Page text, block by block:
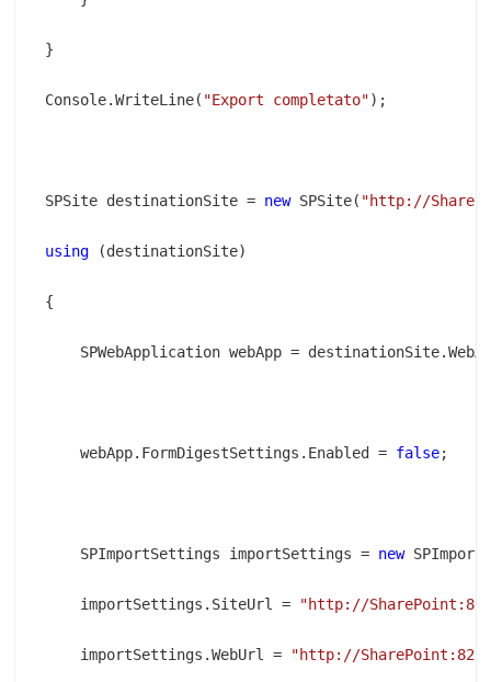
Console.WriteLine( "Export completato"
SPSite destinationSite = new SPSite( "http://
using
    webApp.FormDigestSettings.Enabled =
false
    SPImportSettings importSettings =
new
    importSettings.SiteUrl =
"http://
    importSettings.WebUrl =
"http://SharePoint:82/